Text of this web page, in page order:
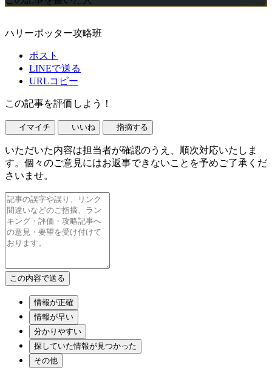
ハリーポッター攻略班
ポスト
LINEで送る
URLコピー
この記事を評価しよう！
イマイチ いいね 指摘する
いただいた内容は担当者が確認のうえ、順次対応いたしま
す。個々のご意見にはお返事できないことを予めご了承くだ
さいませ。
情報が正確
情報が早い
分かりやすい
探していた情報が見つかった
その他